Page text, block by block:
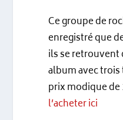
Ce groupe de
enregistré que
ils se retrouvent
album avec
prix modique de
l’acheter ici